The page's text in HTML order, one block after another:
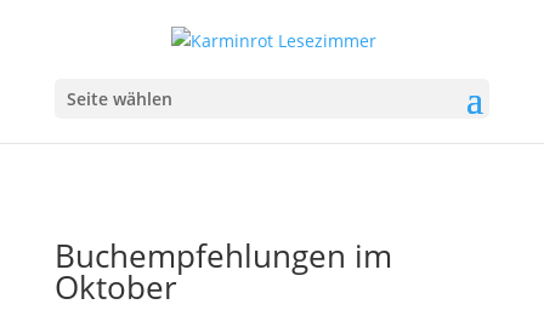
Seite wählen
Buchempfehlungen im
Oktober